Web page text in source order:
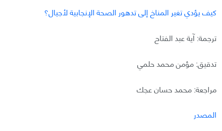
كيف يؤدي تغير المناخ إلى تدهور الصحة الإنجابية لأجيال؟
ترجمة: آية عبد الفتاح
تدقيق: مؤمن محمد حلمي
مراجعة: محمد حسان عجك
المصدر